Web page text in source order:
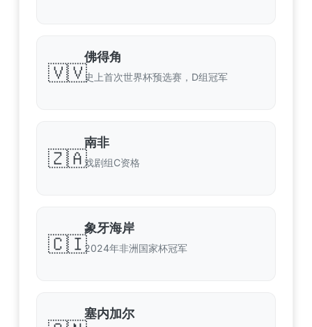
🇻🇻
佛得角
史上首次世界杯预选赛，D组冠军
🇿🇦
南非
戏剧组C资格
🇨🇮
象牙海岸
2024年非洲国家杯冠军
塞内加尔